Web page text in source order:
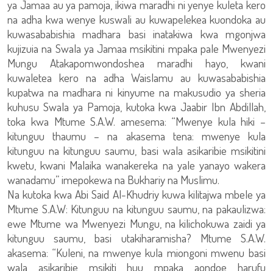
ya Jamaa au ya pamoja, ikiwa maradhi ni yenye kuleta kero
na adha kwa wenye kuswali au kuwapelekea kuondoka au
kuwasababishia madhara basi inatakiwa kwa mgonjwa
kujizuia na Swala ya Jamaa msikitini mpaka pale Mwenyezi
Mungu Atakapomwondoshea maradhi hayo, kwani
kuwaletea kero na adha Waislamu au kuwasababishia
kupatwa na madhara ni kinyume na makusudio ya sheria
kuhusu Swala ya Pamoja, kutoka kwa Jaabir Ibn Abdillah,
toka kwa Mtume S.A.W. amesema: “Mwenye kula hiki –
kitunguu thaumu – na akasema tena: mwenye kula
kitunguu na kitunguu saumu, basi wala asikaribie msikitini
kwetu, kwani Malaika wanakereka na yale yanayo wakera
wanadamu” imepokewa na Bukhariy na Muslimu.
Na kutoka kwa Abi Said Al-Khudriy kuwa kilitajwa mbele ya
Mtume S.A.W: Kitunguu na kitunguu saumu, na pakaulizwa:
ewe Mtume wa Mwenyezi Mungu, na kilichokuwa zaidi ya
kitunguu saumu, basi utakiharamisha? Mtume S.A.W.
akasema: “Kuleni, na mwenye kula miongoni mwenu basi
wala asikaribie msikiti huu mpaka aondoe harufu